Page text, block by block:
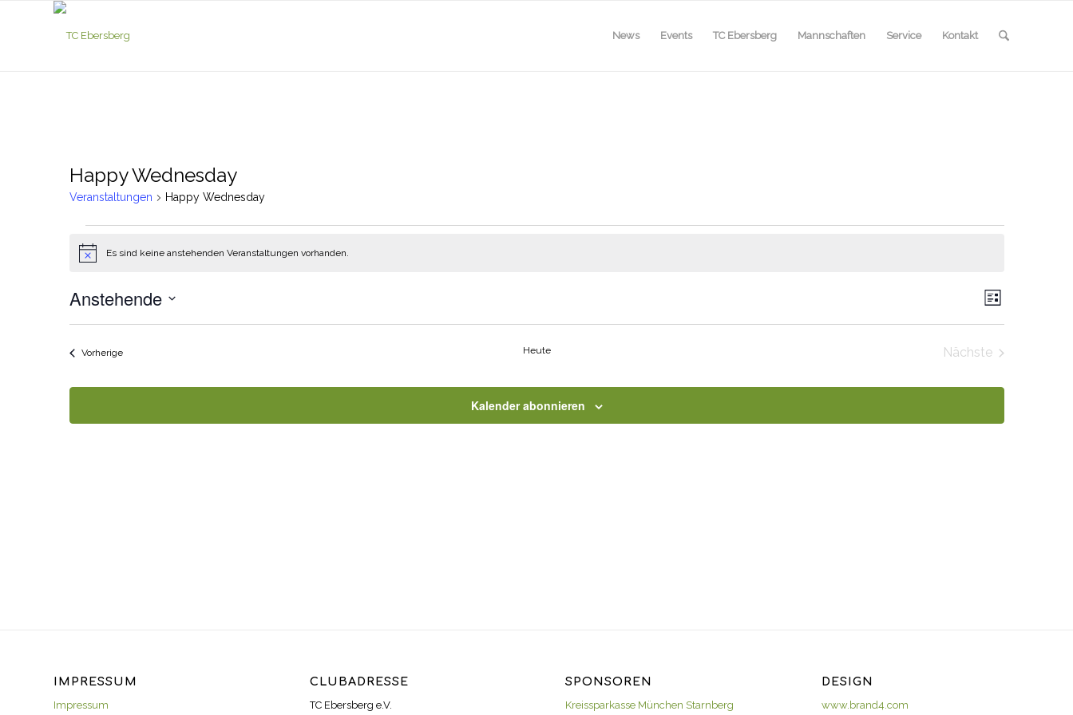
News Events TC Ebersberg Mannschaften Service Kontakt
Happy Wednesday
Veranstaltungen Happy Wednesday
Veranstaltungen
HinweisEs sind keine anstehenden Veranstaltungen vorhanden.
Liste
Anstehende
VorherigeVeranstaltungen Heute
Nächste
Kalender abonnieren
IMPRESSUM
Impressum
CLUBADRESSE
TC Ebersberg e.V.
SPONSOREN
Kreissparkasse München Starnberg
DESIGN
www.brand4.com